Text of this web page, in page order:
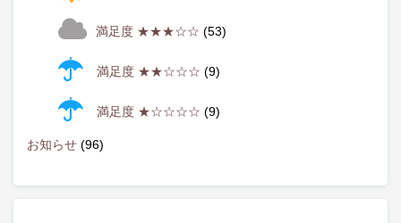
満足度 ★★★☆☆ (53)
満足度 ★★☆☆☆ (9)
満足度 ★☆☆☆☆ (9)
お知らせ (96)